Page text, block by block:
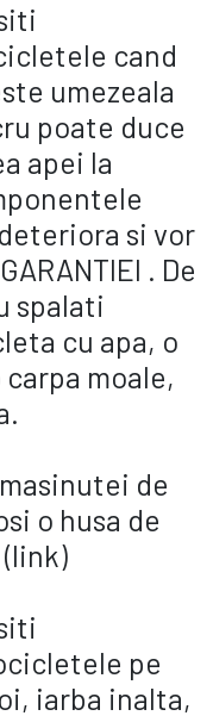
cand
umezeala
poate duce
apei la
si vor
. De
spalati
cu apa, o
moale,
de
o husa de
pe
iarba inalta,